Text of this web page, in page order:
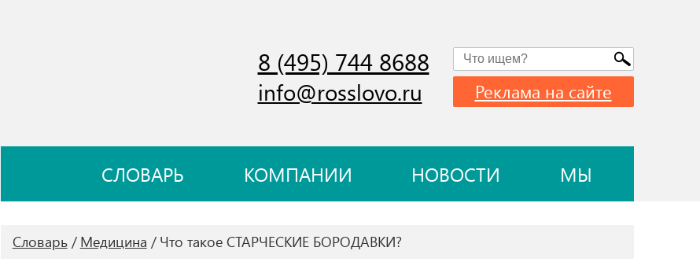
8 (495) 744 8688
info@rosslovo.ru Реклама на сайте
СЛОВАРЬ КОМПАНИИ НОВОСТИ МЫ
Словарь Медицина Что такое СТАРЧЕСКИЕ БОРОДАВКИ?